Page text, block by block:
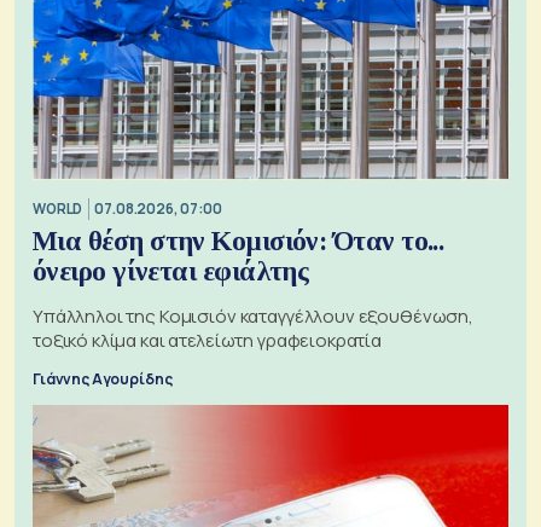
WORLD 07.08.2026, 07:00
Μια θέση στην Κομισιόν: Όταν το...
όνειρο γίνεται εφιάλτης
Υπάλληλοι της Κομισιόν καταγγέλλουν εξουθένωση,
τοξικό κλίμα και ατελείωτη γραφειοκρατία
Γιάννης Αγουρίδης